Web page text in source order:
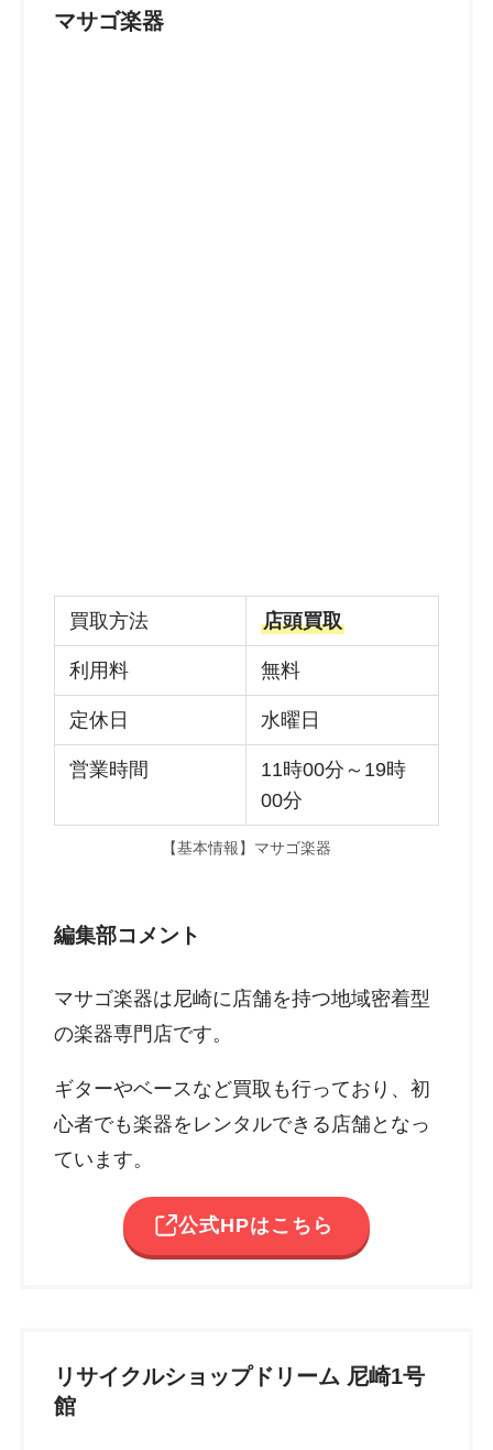
マサゴ楽器
買取方法 店頭買取
利用料 無料
定休日 水曜日
営業時間
11時00分～19時
00分
【基本情報】マサゴ楽器
編集部コメント
マサゴ楽器は尼崎に店舗を持つ地域密着型
の楽器専門店です。
ギターやベースなど買取も行っており、初
心者でも楽器をレンタルできる店舗となっ
ています。
公式HPはこちら
リサイクルショップドリーム 尼崎1号
館